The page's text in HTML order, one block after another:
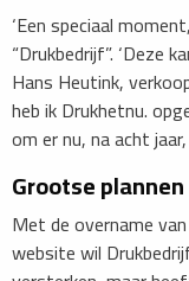
‘Een speciaal
“Drukbedrijf”. ‘Deze
Hans Heutink,
heb ik Drukhetnu.
om er nu, na acht
Grootse plannen
Met de overname
website wil